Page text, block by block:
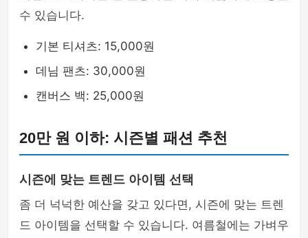
수 있습니다.
기본 티셔츠: 15,000원
데님 팬츠: 30,000원
캔버스 백: 25,000원
20만 원 이하: 시즌별 패션 추천
시즌에 맞는 트렌드 아이템 선택
좀 더 넉넉한 예산을 갖고 있다면, 시즌에 맞는 트렌
드 아이템을 선택할 수 있습니다. 여름철에는 가벼우